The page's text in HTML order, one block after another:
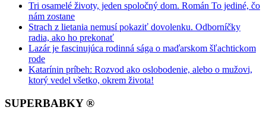
Tri osamelé životy, jeden spoločný dom. Román To jediné, čo
nám zostane
Strach z lietania nemusí pokaziť dovolenku. Odborníčky
radia, ako ho prekonať
Lazár je fascinujúca rodinná sága o maďarskom šľachtickom
rode
Katarínin príbeh: Rozvod ako oslobodenie, alebo o mužovi,
ktorý vedel všetko, okrem života!
SUPERBABKY ®